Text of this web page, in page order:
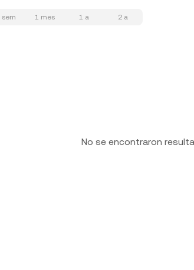
sem 1 mes 1 a 2 a
No se encontraron